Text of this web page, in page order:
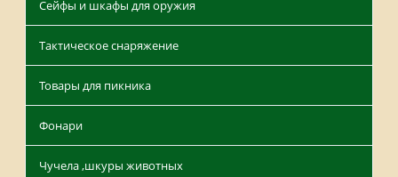
Сейфы и шкафы для оружия
Тактическое снаряжение
Товары для пикника
Фонари
Чучела ,шкуры животных